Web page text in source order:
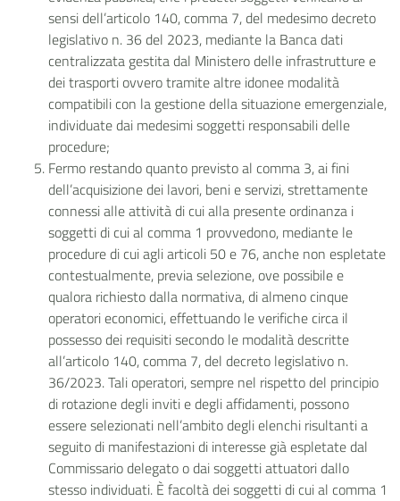
sensi dell’articolo 140, comma 7, del medesimo decreto
legislativo n. 36 del 2023, mediante la Banca dati
centralizzata gestita dal Ministero delle infrastrutture e
dei trasporti ovvero tramite altre idonee modalità
compatibili con la gestione della situazione emergenziale,
individuate dai medesimi soggetti responsabili delle
procedure;
Fermo restando quanto previsto al comma 3, ai fini
dell’acquisizione dei lavori, beni e servizi, strettamente
connessi alle attività di cui alla presente ordinanza i
soggetti di cui al comma 1 provvedono, mediante le
procedure di cui agli articoli 50 e 76, anche non espletate
contestualmente, previa selezione, ove possibile e
qualora richiesto dalla normativa, di almeno cinque
operatori economici, effettuando le verifiche circa il
possesso dei requisiti secondo le modalità descritte
all’articolo 140, comma 7, del decreto legislativo n.
36/2023. Tali operatori, sempre nel rispetto del principio
di rotazione degli inviti e degli affidamenti, possono
essere selezionati nell’ambito degli elenchi risultanti a
seguito di manifestazioni di interesse già espletate dal
Commissario delegato o dai soggetti attuatori dallo
stesso individuati. È facoltà dei soggetti di cui al comma 1